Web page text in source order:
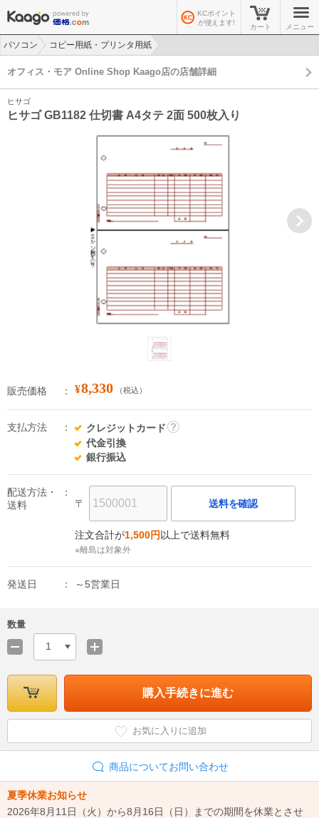
KCポイント
が使えます!
カート メニュー
パソコン
コピー用紙・プリンタ用紙
オフィス・モア Online Shop Kaago店の店舗詳細
ヒサゴ
ヒサゴ GB1182 仕切書 A4タテ 2面 500枚入り
販売価格 ¥8,330 （税込）
支払方法
クレジットカード
代金引換
銀行振込
配送方法・
送料
〒 送料を確認
注文合計が1,500円 以上で送料無料
※離島は対象外
発送日 ～5営業日
数量
1
購入手続きに進む
お気に入りに追加
商品についてお問い合わせ
夏季休業お知らせ
2026年8月11日（火）から8月16日（日）までの期間を休業とさせ